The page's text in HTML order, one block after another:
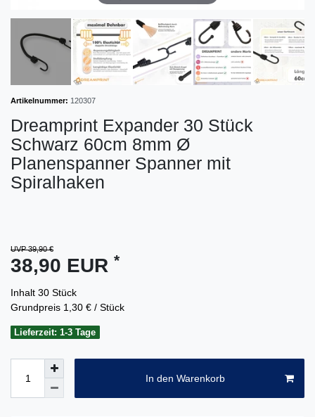
Artikelnummer: 120307
Dreamprint Expander 30 Stück
Schwarz 60cm 8mm Ø
Planenspanner Spanner mit
Spiralhaken
UVP 39,90 €
38,90 EUR *
Inhalt 30 Stück
Grundpreis 1,30 € / Stück
Lieferzeit: 1-3 Tage
In den Warenkorb